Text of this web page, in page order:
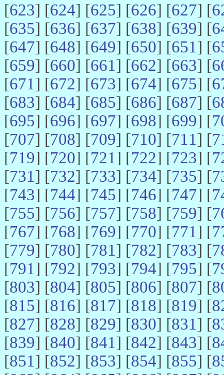
[623] [624] [625] [626] [627] [
[635] [636] [637] [638] [639] [
[647] [648] [649] [650] [651] [
[659] [660] [661] [662] [663] [
[671] [672] [673] [674] [675] [
[683] [684] [685] [686] [687] [
[695] [696] [697] [698] [699] [
[707] [708] [709] [710] [711] [
[719] [720] [721] [722] [723] [
[731] [732] [733] [734] [735] [
[743] [744] [745] [746] [747] [
[755] [756] [757] [758] [759] [
[767] [768] [769] [770] [771] [
[779] [780] [781] [782] [783] [
[791] [792] [793] [794] [795] [
[803] [804] [805] [806] [807] [
[815] [816] [817] [818] [819] [
[827] [828] [829] [830] [831] [
[839] [840] [841] [842] [843] [
[851] [852] [853] [854] [855] [